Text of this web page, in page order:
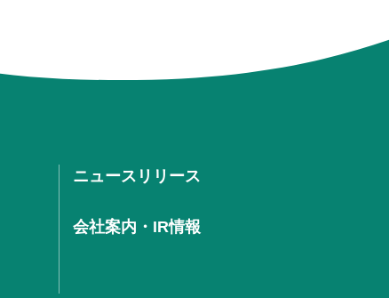
ニュースリリース
会社案内・IR情報